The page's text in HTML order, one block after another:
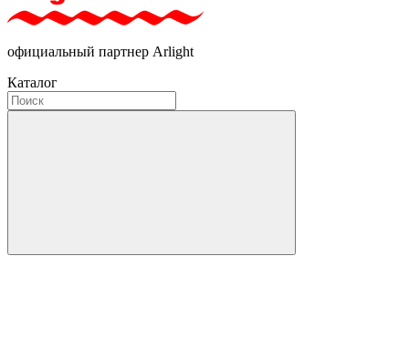
официальный партнер Arlight
Каталог